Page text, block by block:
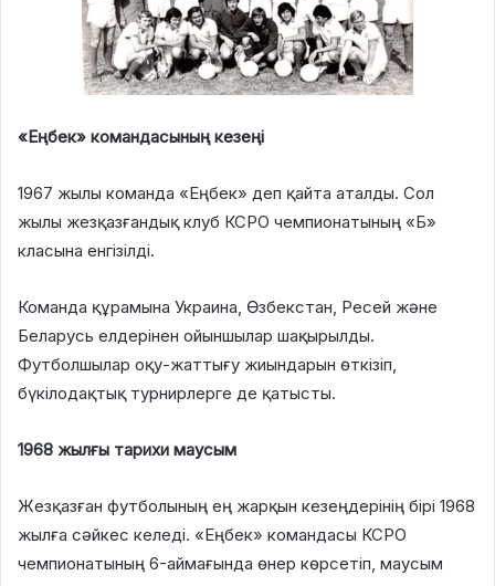
«Еңбек» командасының кезеңі
1967 жылы команда «Еңбек» деп қайта аталды. Сол
жылы жезқазғандық клуб КСРО чемпионатының «Б»
класына енгізілді.
Команда құрамына Украина, Өзбекстан, Ресей және
Беларусь елдерінен ойыншылар шақырылды.
Футболшылар оқу-жаттығу жиындарын өткізіп,
бүкілодақтық турнирлерге де қатысты.
1968 жылғы тарихи маусым
Жезқазған футболының ең жарқын кезеңдерінің бірі 1968
жылға сәйкес келеді. «Еңбек» командасы КСРО
чемпионатының 6-аймағында өнер көрсетіп, маусым